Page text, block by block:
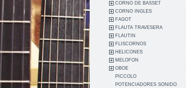
CORNO DE BASSET
CORNO INGLES
FAGOT
FLAUTA TRAVESERA
FLAUTIN
FLISCORNOS
HELICONES
MELOFON
OBOE
PICCOLO
POTENCIADORES SONIDO